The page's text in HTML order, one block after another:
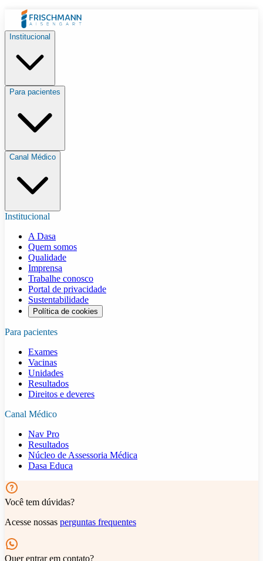
Institucional
Para pacientes
Canal Médico
Institucional
A Dasa
Quem somos
Qualidade
Imprensa
Trabalhe conosco
Portal de privacidade
Sustentabilidade
Política de cookies
Para pacientes
Exames
Vacinas
Unidades
Resultados
Direitos e deveres
Canal Médico
Nav Pro
Resultados
Núcleo de Assessoria Médica
Dasa Educa
Você tem dúvidas?
Acesse nossas perguntas frequentes
Quer entrar em contato?